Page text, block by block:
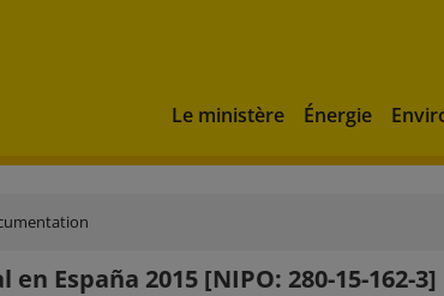
Le ministère Énergie
España 2015 [NIPO: 280-15-162-3]